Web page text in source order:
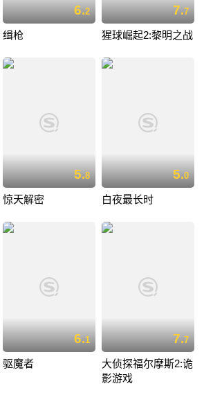
6.2
缉枪
7.7
猩球崛起2:黎明之战
5.8
惊天解密
5.0
白夜最长时
6.1
驱魔者
7.7
大侦探福尔摩斯2:诡
影游戏